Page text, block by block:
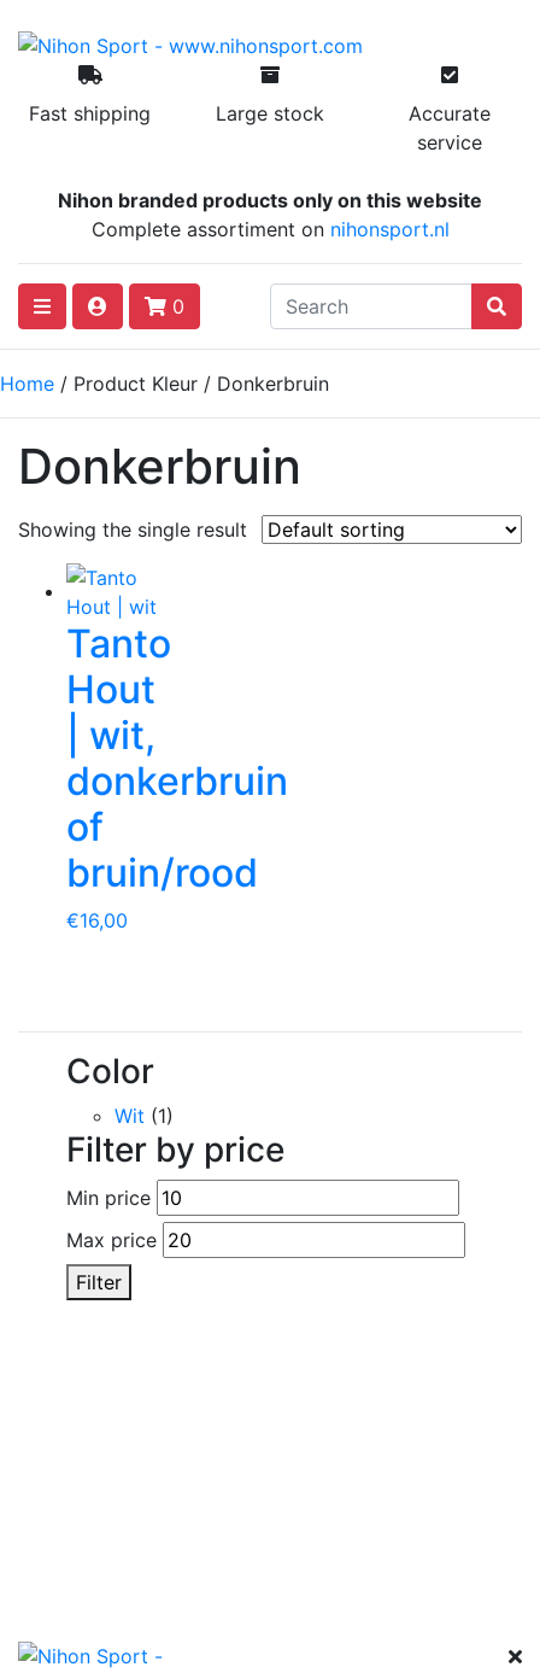
Fast shipping Large stock
Accurate
service
Nihon branded products only on this website
Complete assortiment on nihonsport.nl
0
Home / Product Kleur / Donkerbruin
Donkerbruin
Showing the single result
Tanto
Hout
| wit,
donkerbruin
of
bruin/rood
€16,00
Color
Wit (1)
Filter by price
Min price
Max price
Filter